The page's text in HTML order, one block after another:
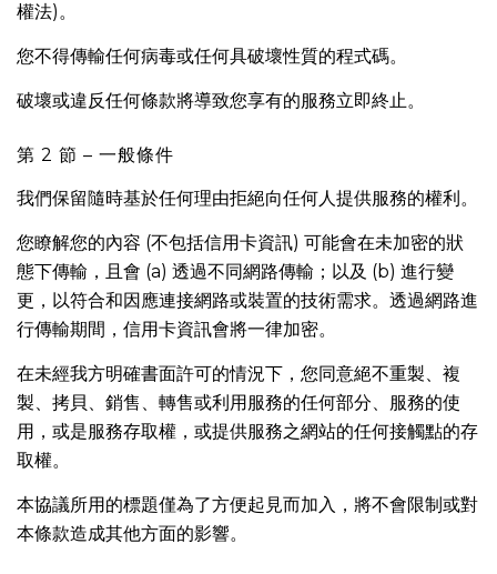
權法)。
您不得傳輸任何病毒或任何具破壞性質的程式碼。
破壞或違反任何條款將導致您享有的服務立即終止。
第 2 節 – 一般條件
我們保留隨時基於任何理由拒絕向任何人提供服務的權利。
您瞭解您的內容 (不包括信用卡資訊) 可能會在未加密的狀
態下傳輸，且會 (a) 透過不同網路傳輸；以及 (b) 進行變
更，以符合和因應連接網路或裝置的技術需求。透過網路進
行傳輸期間，信用卡資訊會將一律加密。
在未經我方明確書面許可的情況下，您同意絕不重製、複
製、拷貝、銷售、轉售或利用服務的任何部分、服務的使
用，或是服務存取權，或提供服務之網站的任何接觸點的存
取權。
本協議所用的標題僅為了方便起見而加入，將不會限制或對
本條款造成其他方面的影響。